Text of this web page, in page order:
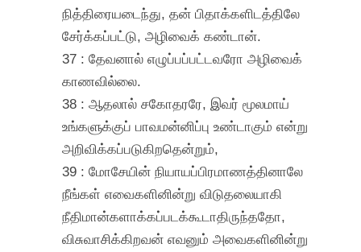
நித்திரையடைந்து, தன் பிதாக்களிடத்திலே
சேர்க்கப்பட்டு, அழிவைக் கண்டான்.
37 : தேவனால் எழுப்பப்பட்டவரோ அழிவைக்
காணவில்லை.
38 : ஆதலால் சகோதரரே, இவர் மூலமாய்
உங்களுக்குப் பாவமன்னிப்பு உண்டாகும் என்று
அறிவிக்கப்படுகிறதென்றும்,
39 : மோசேயின் நியாயப்பிரமாணத்தினாலே
நீங்கள் எவைகளினின்று விடுதலையாகி
நீதிமான்களாக்கப்படக்கூடாதிருந்ததோ,
விசுவாசிக்கிறவன் எவனும் அவைகளினின்று